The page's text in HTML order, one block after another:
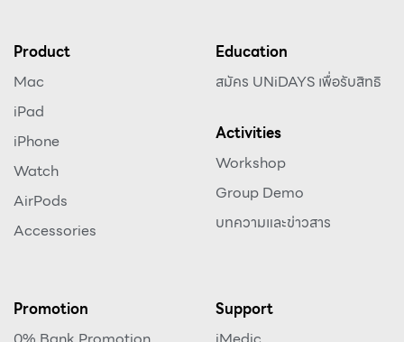
Product
Mac
iPad
iPhone
Watch
AirPods
Accessories
Education
สมัคร UNiDAYS เพื่อรับสิทธิ
Activities
Workshop
Group Demo
บทความและข่าวสาร
Promotion
Support